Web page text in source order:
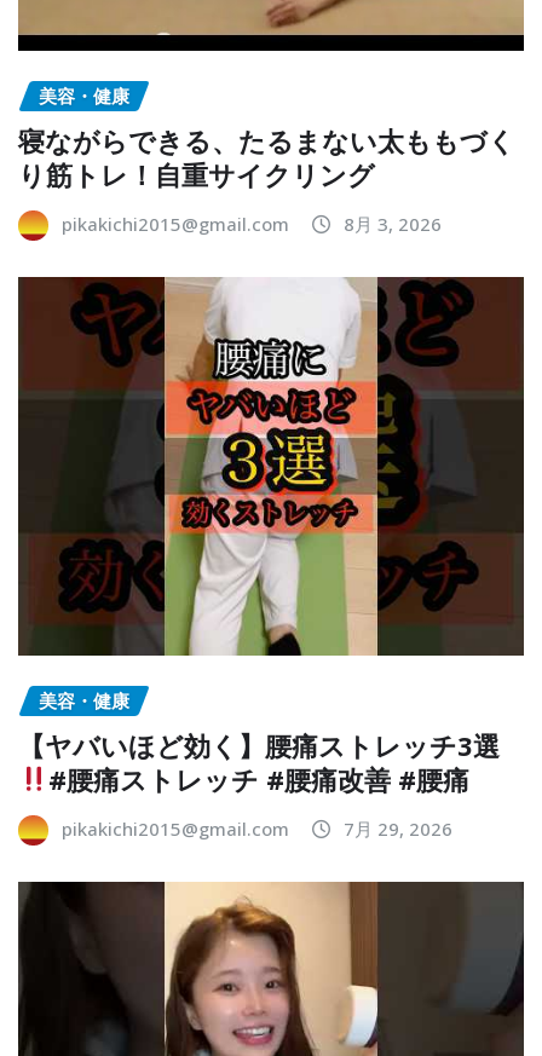
美容・健康
寝ながらできる、たるまない太ももづく
り筋トレ！自重サイクリング
pikakichi2015@gmail.com 8月 3, 2026
美容・健康
【ヤバいほど効く】腰痛ストレッチ3選
#腰痛ストレッチ #腰痛改善 #腰痛
pikakichi2015@gmail.com 7月 29, 2026